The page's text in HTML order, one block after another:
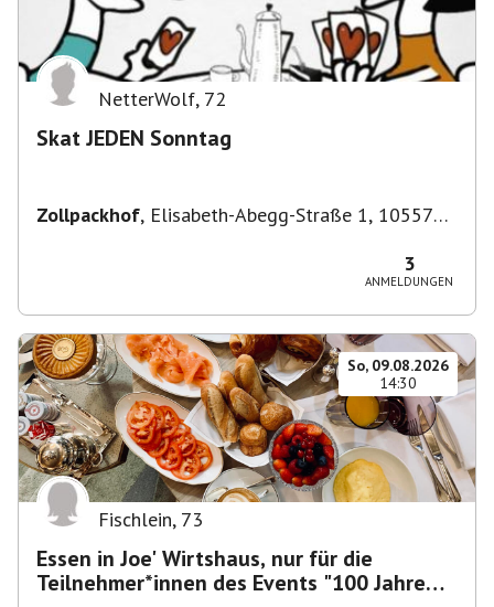
NetterWolf, 72
Skat JEDEN Sonntag
Zollpackhof, Elisabeth-Abegg-Straße 1, 10557
3
ANMELDUNGEN
So, 09.08.2026
14:30
Fischlein, 73
Essen in Joe' Wirtshaus, nur für die
Teilnehmer*innen des Events "100 Jahre